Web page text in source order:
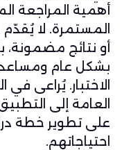
أهمية المراجعة
المستمرة. لا
أو نتائج مضمونة،
بشكل عام
الاختبار. يُراعى
العامة إلى
على تطوير خطة
احتياجاتهم.